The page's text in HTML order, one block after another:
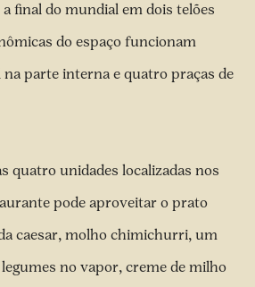
final do mundial em dois telões
do espaço funcionam
parte interna e quatro praças de
quatro unidades localizadas nos
pode aproveitar o prato
caesar, molho chimichurri, um
no vapor, creme de milho